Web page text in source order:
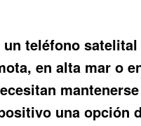
teléfono
en alta mar o
una opción